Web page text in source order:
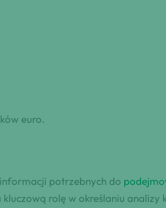
euro.
potrzebnych do
rolę w określaniu analizy